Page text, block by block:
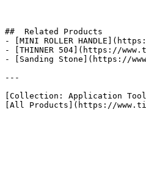
##  Related Products
- [MINI ROLLER
- [THINNER 504](https://
- [Sanding Stone](https://
---
[Collection: Application